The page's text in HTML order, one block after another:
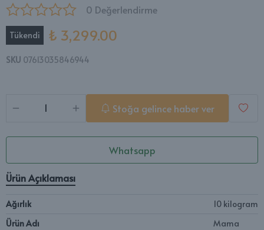
0 Değerlendirme
Tükendi ₺ 3,299.00
SKU 07613035846944
Stoğa gelince haber ver
Whatsapp
Ürün Açıklaması
Ağırlık
‎10 kilogram
Ürün Adı
‎Mama